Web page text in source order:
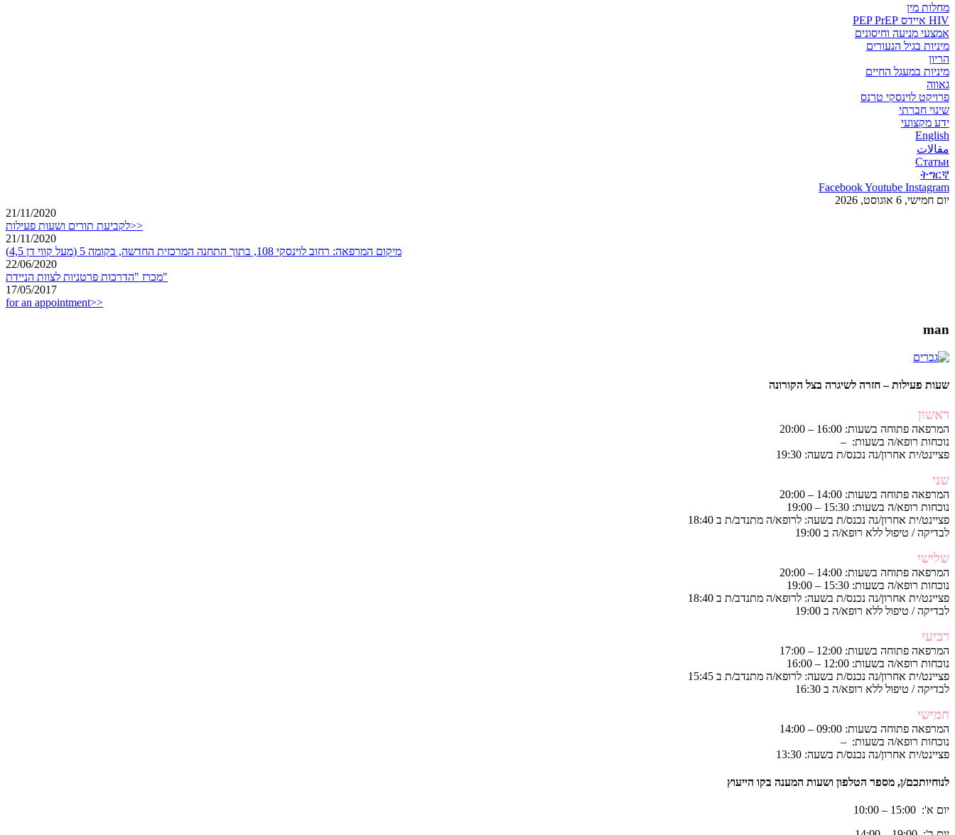
מחלות מין
HIV איידס PEP PrEP
אמצעי מניעה וחיסונים
מיניות בגיל הנעורים
הריון
מיניות במעגל החיים
גאווה
פרויקט לוינסקי טרנס
שינוי חברתי
ידע מקצועי
English
مقالات
Статьи
ትግርኛ
FacebookYoutube Instagram
יום חמישי, 6 אוגוסט, 2026
21/11/2020
לקביעת תורים ושעות פעילות>>
21/11/2020
מיקום המרפאה: רחוב לוינסקי 108, בתוך התחנה המרכזית החדשה, בקומה 5 (מעל קווי דן 4,5)
22/06/2020
מכרז "הדרכות פרטניות לצוות הניידת"
17/05/2017
for an appointment>>
man
שעות פעילות – חזרה לשיגרה בצל הקורונה
ראשון
המרפאה פתוחה בשעות: 16:00 – 20:00
נוכחות רופא/ה בשעות: –
פציינט/ית אחרון/נה נכנס/ת בשעה: 19:30
שני
המרפאה פתוחה בשעות: 14:00 – 20:00
נוכחות רופא/ה בשעות: 15:30 – 19:00
פציינט/ית אחרון/נה נכנס/ת בשעה: לרופא/ה מתנדב/ת ב 18:40
לבדיקה / טיפול ללא רופא/ה ב 19:00
שלישי
המרפאה פתוחה בשעות: 14:00 – 20:00
נוכחות רופא/ה בשעות: 15:30 – 19:00
פציינט/ית אחרון/נה נכנס/ת בשעה: לרופא/ה מתנדב/ת ב 18:40
לבדיקה / טיפול ללא רופא/ה ב 19:00
רביעי
המרפאה פתוחה בשעות: 12:00 – 17:00
נוכחות רופא/ה בשעות: 12:00 – 16:00
פציינט/ית אחרון/נה נכנס/ת בשעה: לרופא/ה מתנדב/ת ב 15:45
לבדיקה / טיפול ללא רופא/ה ב 16:30
חמישי
המרפאה פתוחה בשעות: 09:00 – 14:00
נוכחות רופא/ה בשעות: –
פציינט/ית אחרון/נה נכנס/ת בשעה: 13:30
לנוחיותכם/ן, מספר הטלפון ושעות המענה בקו הייעוץ
יום א': 15:00 – 10:00